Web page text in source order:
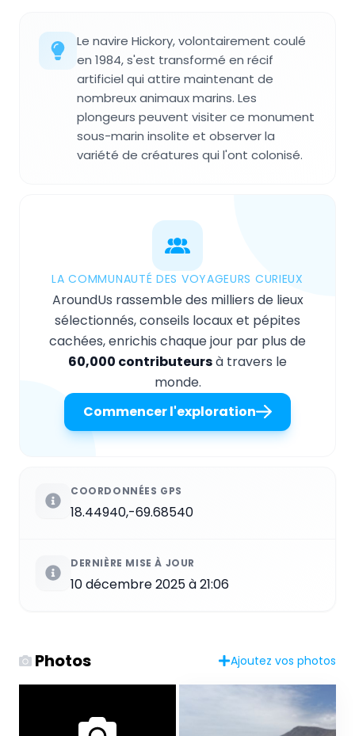
Le navire Hickory, volontairement coulé
en 1984, s'est transformé en récif
artificiel qui attire maintenant de
nombreux animaux marins. Les
plongeurs peuvent visiter ce monument
sous-marin insolite et observer la
variété de créatures qui l'ont colonisé.
LA COMMUNAUTÉ DES VOYAGEURS CURIEUX
AroundUs rassemble des milliers de lieux
sélectionnés, conseils locaux et pépites
cachées, enrichis chaque jour par plus de
60,000 contributeursà travers le
monde.
Commencer l'exploration
COORDONNÉES GPS
18.44940,-69.68540
DERNIÈRE MISE À JOUR
10 décembre 2025 à 21:06
Photos Ajoutez vos photos